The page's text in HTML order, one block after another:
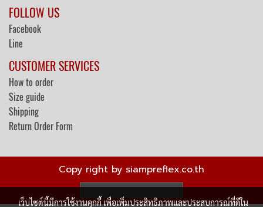
FOLLOW US
Facebook
Line
CUSTOMER SERVICES
How to order
Size guide
Shipping
Return Order Form
Copy right by siampreflex.co.th
ผู้เข้าชมวันนี้ 263
เว็บไซต์นี้มีการใช้งานคุกกี้ เพื่อเพิ่มประสิทธิภาพและประสบการณ์ที่ดีใน